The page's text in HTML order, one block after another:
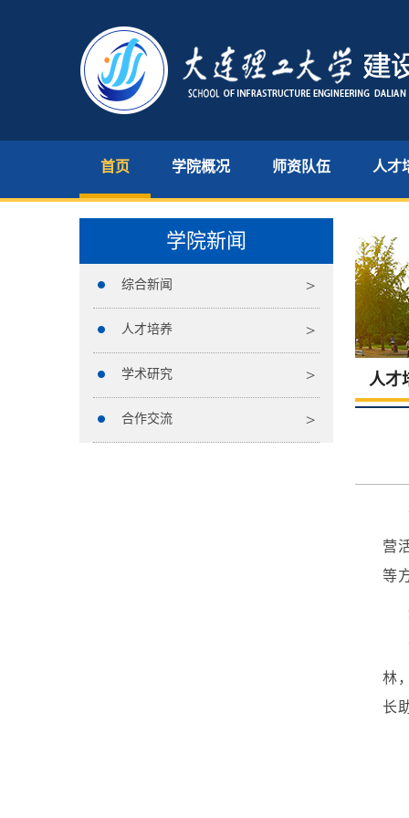
首页 学院概况 师资队伍 人才
学院新闻
综合新闻
人才培养
学术研究
合作交流
人才
营
等
林
长